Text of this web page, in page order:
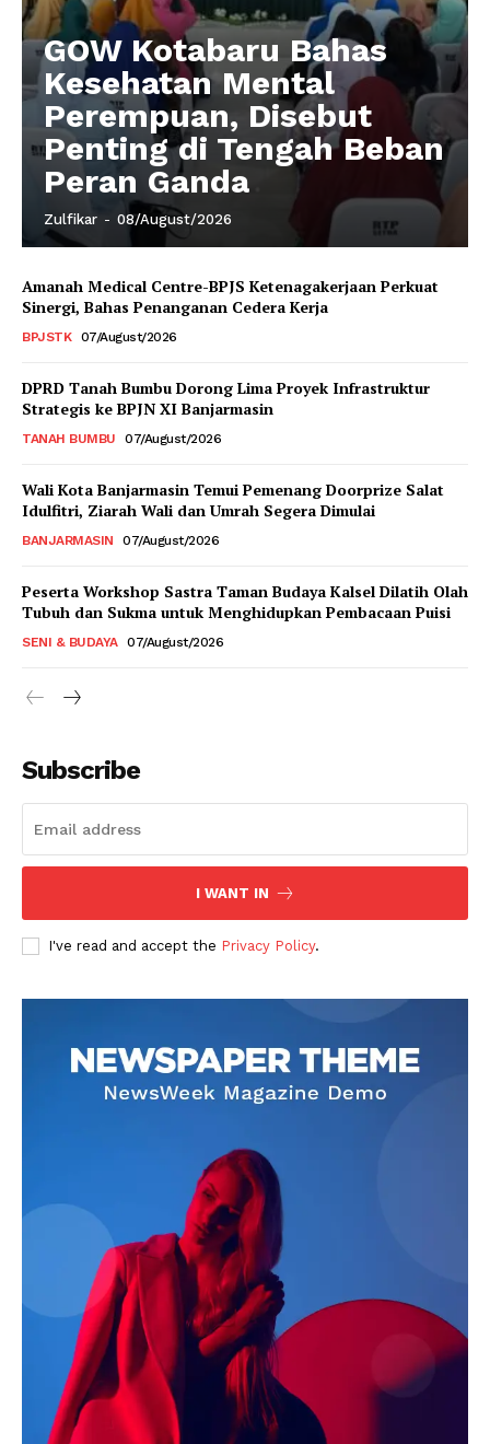
GOW Kotabaru Bahas
Kesehatan Mental
Perempuan, Disebut
Penting di Tengah Beban
Peran Ganda
Zulfikar - 08/August/2026
Amanah Medical Centre-BPJS Ketenagakerjaan Perkuat
Sinergi, Bahas Penanganan Cedera Kerja
BPJSTK 07/August/2026
DPRD Tanah Bumbu Dorong Lima Proyek Infrastruktur
Strategis ke BPJN XI Banjarmasin
TANAH BUMBU 07/August/2026
Wali Kota Banjarmasin Temui Pemenang Doorprize Salat
Idulfitri, Ziarah Wali dan Umrah Segera Dimulai
BANJARMASIN 07/August/2026
Peserta Workshop Sastra Taman Budaya Kalsel Dilatih Olah
Tubuh dan Sukma untuk Menghidupkan Pembacaan Puisi
SENI & BUDAYA 07/August/2026
Subscribe
I WANT IN
I've read and accept the Privacy Policy.